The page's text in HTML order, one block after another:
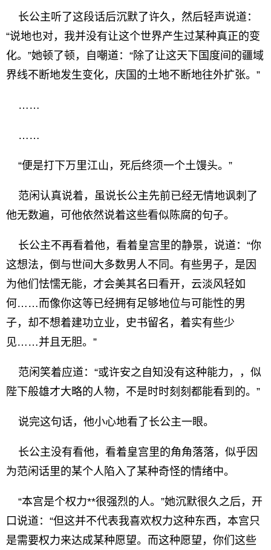
长公主听了这段话后沉默了许久，然后轻声说道：
“说地也对，我并没有让这个世界产生过某种真正的变
化。”她顿了顿，自嘲道：“除了让这天下国度间的疆域
界线不断地发生变化，庆国的土地不断地往外扩张。”
……
……
“便是打下万里江山，死后终须一个土馒头。”
范闲认真说着，虽说长公主先前已经无情地讽刺了
他无数遍，可他依然说着这些看似陈腐的句子。
长公主不再看着他，看着皇宫里的静景，说道：“你
这想法，倒与世间大多数男人不同。有些男子，是因
为他们怯懦无能，才会美其名曰看开，云淡风轻如
何……而像你这等已经拥有足够地位与可能性的男
子，却不想着建功立业，史书留名，着实有些少
见……并且无胆。”
范闲笑着应道：“或许安之自知没有这种能力，，似
陛下般雄才大略的人物，不是时时刻刻都能看到的。”
说完这句话，他小心地看了长公主一眼。
长公主没有看他，看着皇宫里的角角落落，似乎因
为范闲话里的某个人陷入了某种奇怪的情绪中。
“本宫是个权力**很强烈的人。”她沉默很久之后，开
口说道：“但这并不代表我喜欢权力这种东西，本宫只
是需要权力来达成某种愿望。而这种愿望，你们这些